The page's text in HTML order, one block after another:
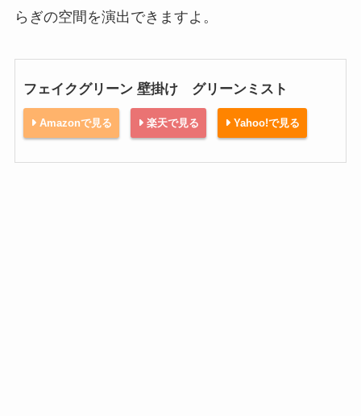
らぎの空間を演出できますよ。
フェイクグリーン 壁掛け グリーンミスト
Amazonで見る 楽天で見る Yahoo!で見る